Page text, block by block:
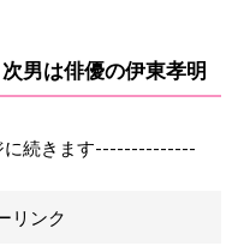
男は俳優の伊東孝明
続きます--------------
リンク